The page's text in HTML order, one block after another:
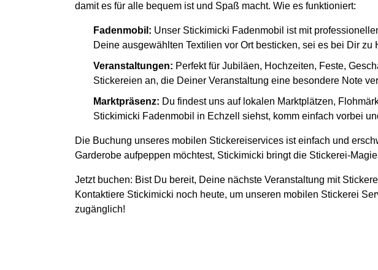
damit es für alle bequem ist und Spaß macht. Wie es funktioniert:
Fadenmobil: Unser Stickimicki Fadenmobil ist mit
Deine ausgewählten Textilien vor Ort besticken, sei es bei Dir
Veranstaltungen: Perfekt für Jubiläen, Hochzeiten, Feste,
Stickereien an, die Deiner Veranstaltung eine besondere Note
Marktpräsenz: Du findest uns auf lokalen Marktplätzen,
Stickimicki Fadenmobil in Echzell siehst, komm einfach vorbei
Die Buchung unseres mobilen Stickereiservices ist einfach und
Garderobe aufpeppen möchtest, Stickimicki bringt die Stickerei-
Jetzt buchen: Bist Du bereit, Deine nächste Veranstaltung mit
Kontaktiere Stickimicki noch heute, um unseren mobilen Stickerei
zugänglich!